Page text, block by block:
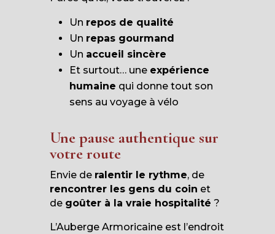
Un repos de qualité
Un repas gourmand
Un accueil sincère
Et surtout… une expérience
humaine qui donne tout son
sens au voyage à vélo
Une pause authentique sur
votre route
Envie de ralentir le rythme, de
rencontrer les gens du coin et
de goûter à la vraie hospitalité ?
L’Auberge Armoricaine est l’endroit